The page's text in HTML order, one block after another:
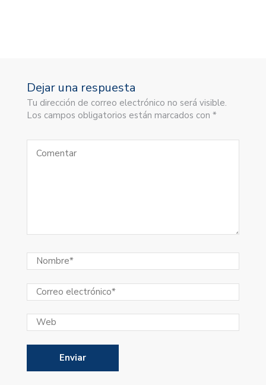
Dejar una respuesta
Tu dirección de correo electrónico no será visible.
Los campos obligatorios están marcados con *